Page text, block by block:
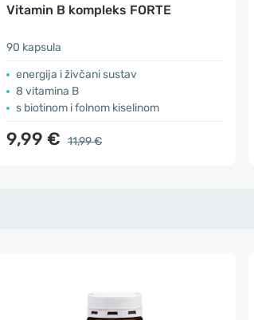
Vitamin B kompleks FORTE
90 kapsula
energija i živčani sustav
8 vitamina B
s biotinom i folnom kiselinom
9,99 € 11,99 €